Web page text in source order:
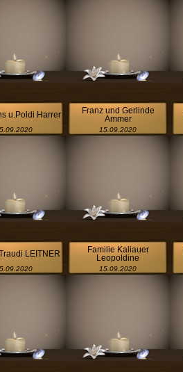
u.Poldi Harrer
Franz und Gerlinde
Ammer
15.09.2020
LEITNER
Familie Kaliauer
Leopoldine
15.09.2020